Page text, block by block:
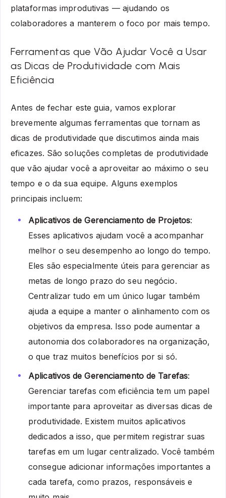
plataformas improdutivas — ajudando os
colaboradores a manterem o foco por mais tempo.
Ferramentas que Vão Ajudar Você a Usar
as Dicas de Produtividade com Mais
Eficiência
Antes de fechar este guia, vamos explorar
brevemente algumas ferramentas que tornam as
dicas de produtividade que discutimos ainda mais
eficazes. São soluções completas de produtividade
que vão ajudar você a aproveitar ao máximo o seu
tempo e o da sua equipe. Alguns exemplos
principais incluem:
Aplicativos de Gerenciamento de Projetos:
Esses aplicativos ajudam você a acompanhar
melhor o seu desempenho ao longo do tempo.
Eles são especialmente úteis para gerenciar as
metas de longo prazo do seu negócio.
Centralizar tudo em um único lugar também
ajuda a equipe a manter o alinhamento com os
objetivos da empresa. Isso pode aumentar a
autonomia dos colaboradores na organização,
o que traz muitos benefícios por si só.
Aplicativos de Gerenciamento de Tarefas:
Gerenciar tarefas com eficiência tem um papel
importante para aproveitar as diversas dicas de
produtividade. Existem muitos aplicativos
dedicados a isso, que permitem registrar suas
tarefas em um lugar centralizado. Você também
consegue adicionar informações importantes a
cada tarefa, como prazos, responsáveis e